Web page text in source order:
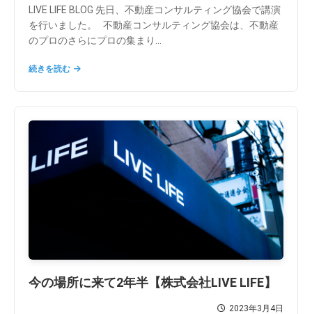
LIVE LIFE BLOG 先日、不動産コンサルティング協会で講演
を行いました。 不動産コンサルティング協会は、不動産
のプロのさらにプロの集まり...
続きを読む
今の場所に来て2年半【株式会社LIVE LIFE】
2023年3月4日